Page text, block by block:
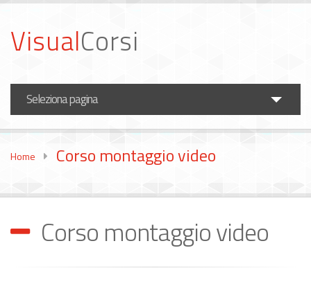
VisualCorsi
Seleziona pagina
Corsi Fotografia
Corsi Video
Formazione Aziende
News
Home Corso montaggio video
Corso montaggio video